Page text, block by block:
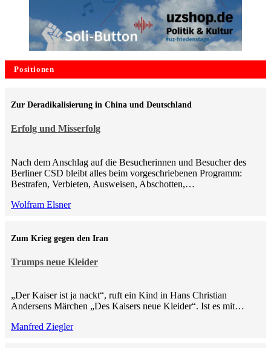
Positionen
Erfolg und Misserfolg
Zur Deradikalisierung in China und Deutschland
Nach dem Anschlag auf die Besucherinnen und Besucher des
Berliner CSD bleibt alles beim vorgeschriebenen Programm:
Bestrafen, Verbieten, Ausweisen, Abschotten,…
Wolfram Elsner
Trumps neue Kleider
Zum Krieg gegen den Iran
„Der Kaiser ist ja nackt“, ruft ein Kind in Hans Christian
Andersens Märchen „Des Kaisers neue Kleider“. Ist es mit…
Manfred Ziegler